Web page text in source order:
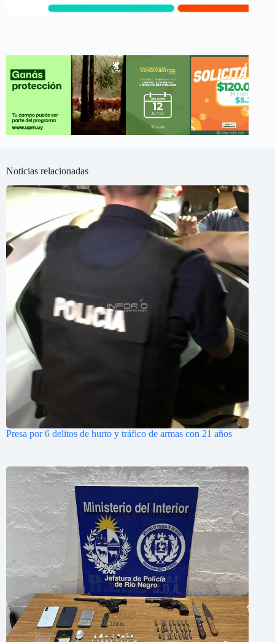
Noticias relacionadas
Presa por 6 delitos de hurto y tráfico de armas con 21 años